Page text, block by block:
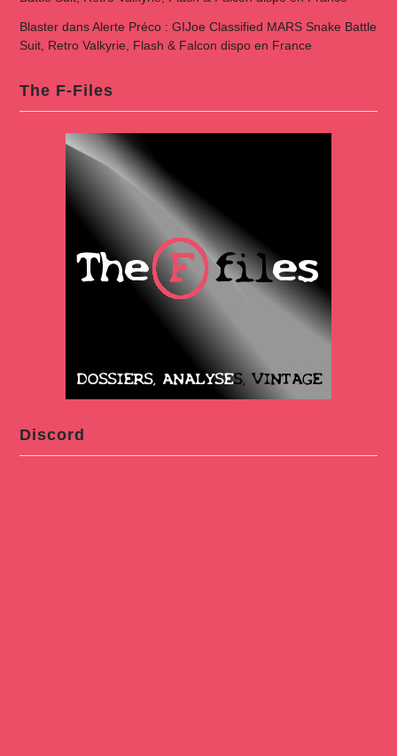
BlasterdansAlerte Préco : GIJoe Classified MARS Snake Battle
Suit, Retro Valkyrie, Flash & Falcon dispo en France
The F-Files
Discord